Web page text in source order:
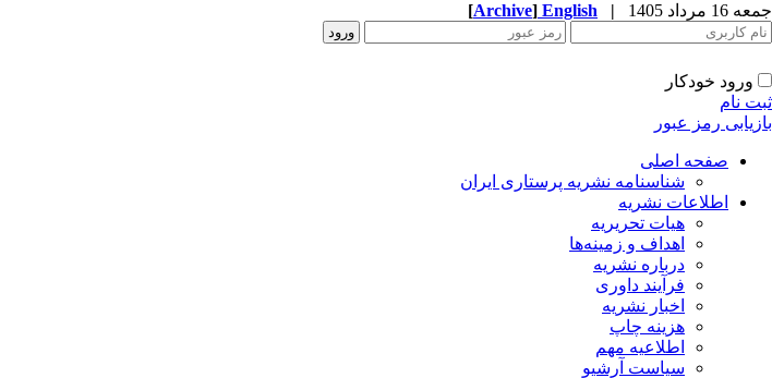
جمعه 16 مرداد 1405 |
English
[Archive]
ورود خودکار
ثبت نام
بازیابی رمز عبور
صفحه اصلی
شناسنامه نشریه پرستاری ایران
اطلاعات نشریه
هیات تحریریه
اهداف و زمینه‌ها
درباره نشریه
فرآیند داوری
اخبار نشریه
هزینه چاپ
اطلاعیه مهم
سیاست آرشیو